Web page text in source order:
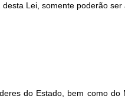
Lei, somente poderão
do Estado, bem como